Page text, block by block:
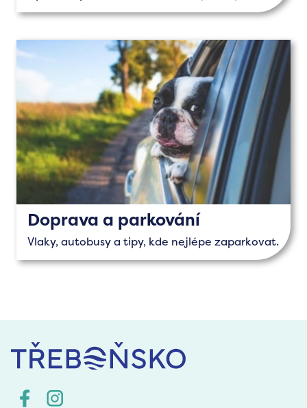
Doprava a parkování
Vlaky, autobusy a tipy, kde nejlépe zaparkovat.